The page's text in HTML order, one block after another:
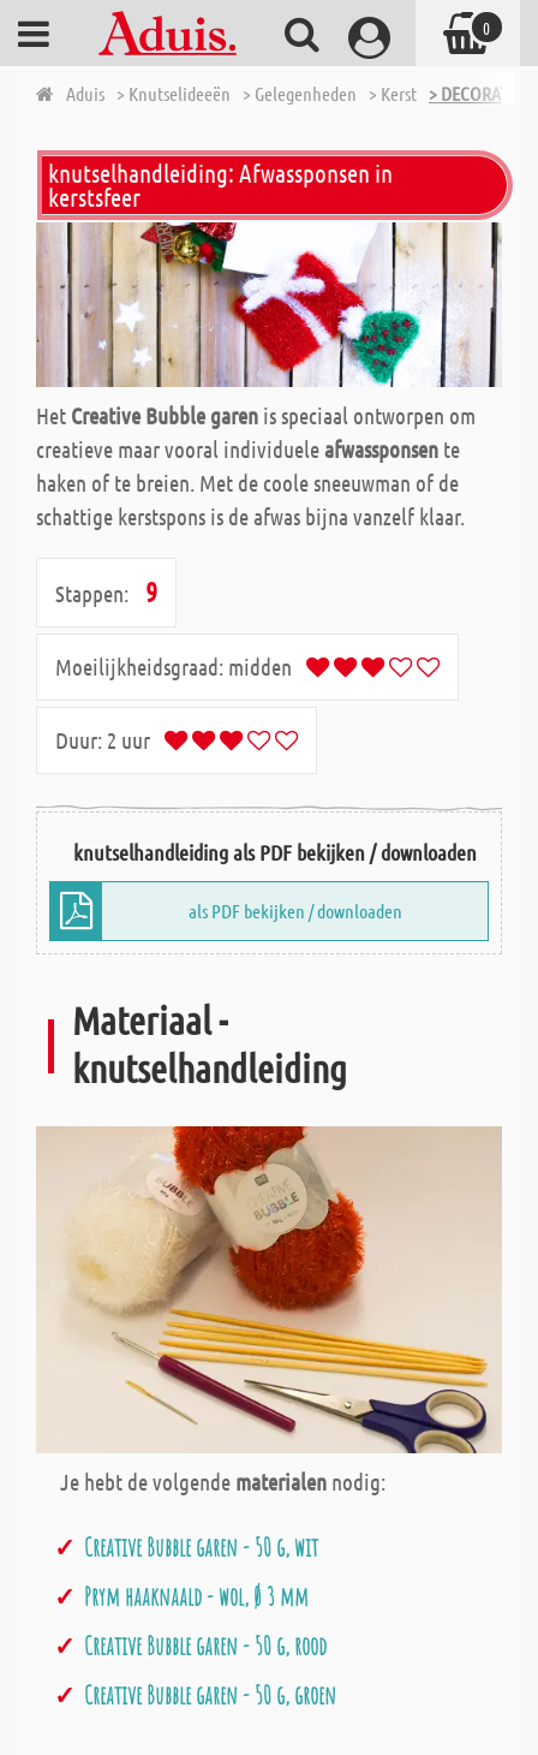
Aduis > Knutselideeën > Gelegenheden > Kerst >
knutselhandleiding: Afwassponsen in
kerstsfeer
Het Creative Bubble garen is speciaal ontworpen om
creatieve maar vooral individueleafwassponsen te
haken of te breien. Met de coole sneeuwman of de
schattige kerstspons is de afwas bijna vanzelf klaar.
Stappen: 9
Moeilijkheidsgraad: midden
Duur: 2 uur
knutselhandleiding als PDF bekijken / downloaden
als PDF bekijken / downloaden
Materiaal -
knutselhandleiding
Je hebt de volgende materialen nodig:
Creative Bubble garen - 50 g, wit
Prym haaknaald - wol, Ø 3 mm
Creative Bubble garen - 50 g, rood
Creative Bubble garen - 50 g, groen
0